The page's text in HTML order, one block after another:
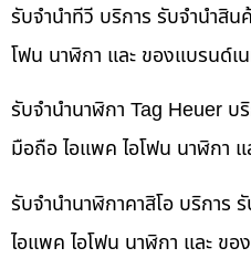
รับจำนำทีวี บริการ รับจำนำสิน
โฟน นาฬิกา และ ของแบรนด์เ
รับจำนำนาฬิกา Tag Heuer บ
มือถือ ไอแพค ไอโฟน นาฬิกา
รับจำนำนาฬิกาคาสิโอ บริการ
ไอแพค ไอโฟน นาฬิกา และ ข